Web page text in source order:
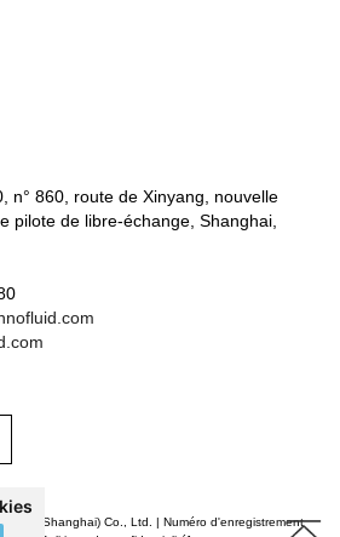
n° 860, route de Xinyang, nouvelle
pilote de libre-échange, Shanghai,
(Shanghai) Co., Ltd. | Numéro d'enregistrement